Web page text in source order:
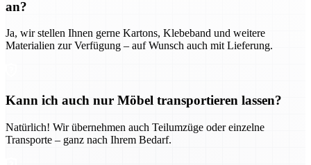
an?
Ja, wir stellen Ihnen gerne Kartons, Klebeband und weitere
Materialien zur Verfügung – auf Wunsch auch mit Lieferung.
Kann ich auch nur Möbel transportieren lassen?
Natürlich! Wir übernehmen auch Teilumzüge oder einzelne
Transporte – ganz nach Ihrem Bedarf.